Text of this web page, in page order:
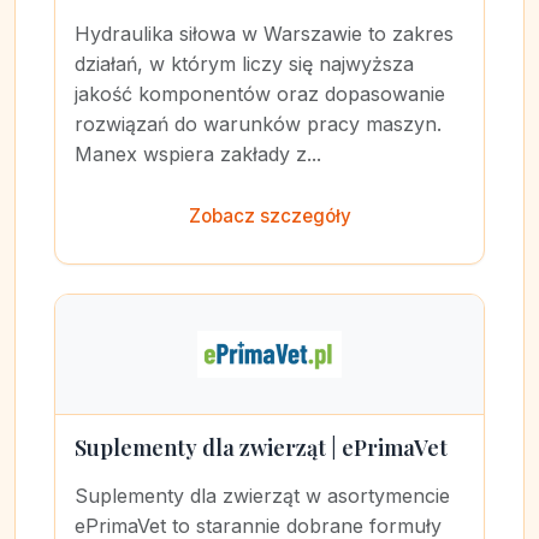
Hydraulika siłowa w Warszawie to zakres
działań, w którym liczy się najwyższa
jakość komponentów oraz dopasowanie
rozwiązań do warunków pracy maszyn.
Manex wspiera zakłady z...
Zobacz szczegóły
Suplementy dla zwierząt | ePrimaVet
Suplementy dla zwierząt w asortymencie
ePrimaVet to starannie dobrane formuły